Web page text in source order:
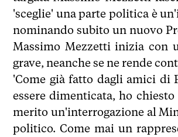
'sceglie' una parte politica è
nominando subito un nuovo
Massimo Mezzetti inizia con
grave, neanche se ne rende
'Come già fatto dagli amici di
essere dimenticata, ho
merito un'interrogazione al
politico. Come mai un